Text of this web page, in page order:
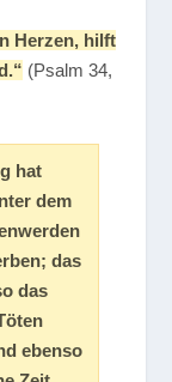
Herzen, hilft
(Psalm 34,
hat
dem
das
das
ebenso